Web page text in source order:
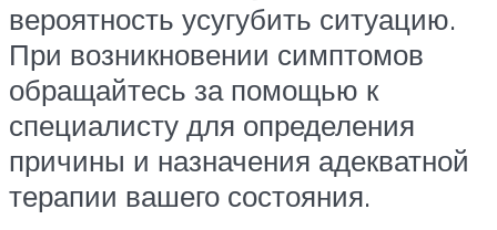
вероятность усугубить ситуацию.
При возникновении симптомов
обращайтесь за помощью к
специалисту для определения
причины и назначения адекватной
терапии вашего состояния.